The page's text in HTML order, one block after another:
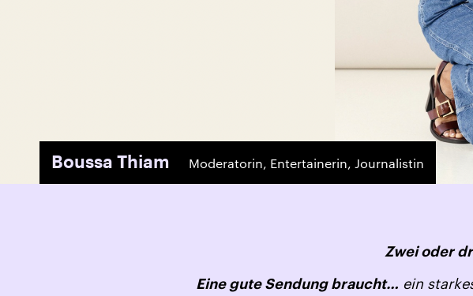
Boussa Thiam Moderatorin, Entertainerin, Journalistin
Zwei oder
Eine gute Sendung braucht… ein